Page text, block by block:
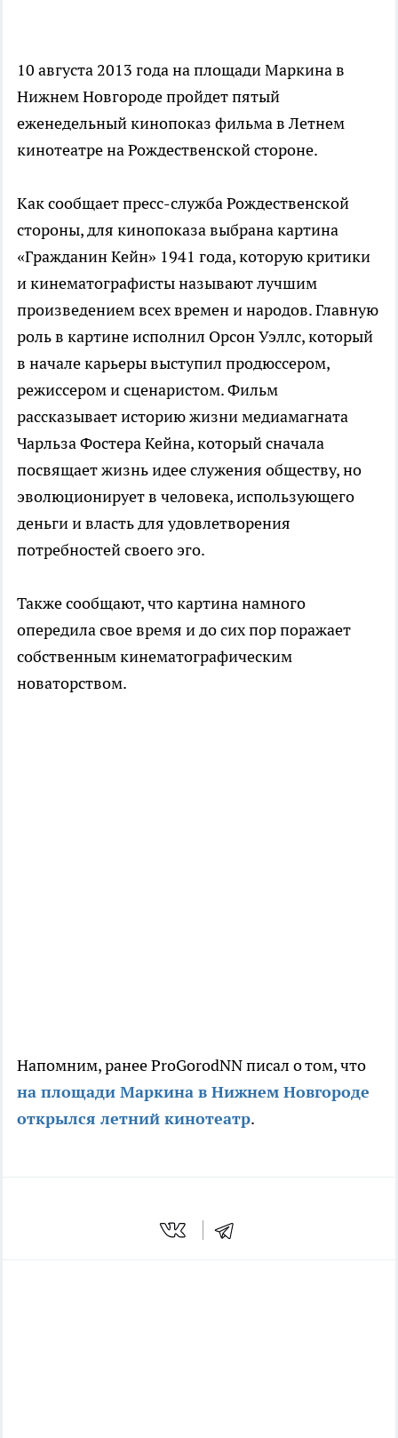
10 августа 2013 года на площади Маркина в
Нижнем Новгороде пройдет пятый
еженедельный кинопоказ фильма в Летнем
кинотеатре на Рождественской стороне.
Как сообщает пресс-служба Рождественской
стороны, для кинопоказа выбрана картина
«Гражданин Кейн» 1941 года, которую критики
и кинематографисты называют лучшим
произведением всех времен и народов. Главную
роль в картине исполнил Орсон Уэллс, который
в начале карьеры выступил продюссером,
режиссером и сценаристом. Фильм
рассказывает историю жизни медиамагната
Чарльза Фостера Кейна, который сначала
посвящает жизнь идее служения обществу, но
эволюционирует в человека, использующего
деньги и власть для удовлетворения
потребностей своего эго.
Также сообщают, что картина намного
опередила свое время и до сих пор поражает
собственным кинематографическим
новаторством.
Напомним, ранее ProGorodNN писал о том, что
на площади Маркина в Нижнем Новгороде
открылся летний кинотеатр.